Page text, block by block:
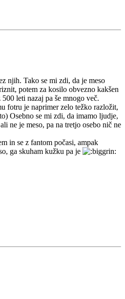
njih. Tako se mi zdi, da je meso
potem za kosilo obvezno kakšen
leti nazaj pa še mnogo več.
fotru je naprimer zelo težko razložit,
Osebno se mi zdi, da imamo ljudje,
ne je meso, pa na tretjo osebo nič ne
in se z fantom počasi, ampak
ga skuham kužku pa je